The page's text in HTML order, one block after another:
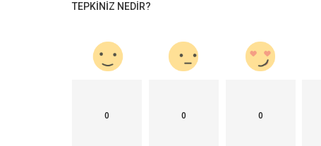
TEPKINIZ NEDIR?
0 0 0